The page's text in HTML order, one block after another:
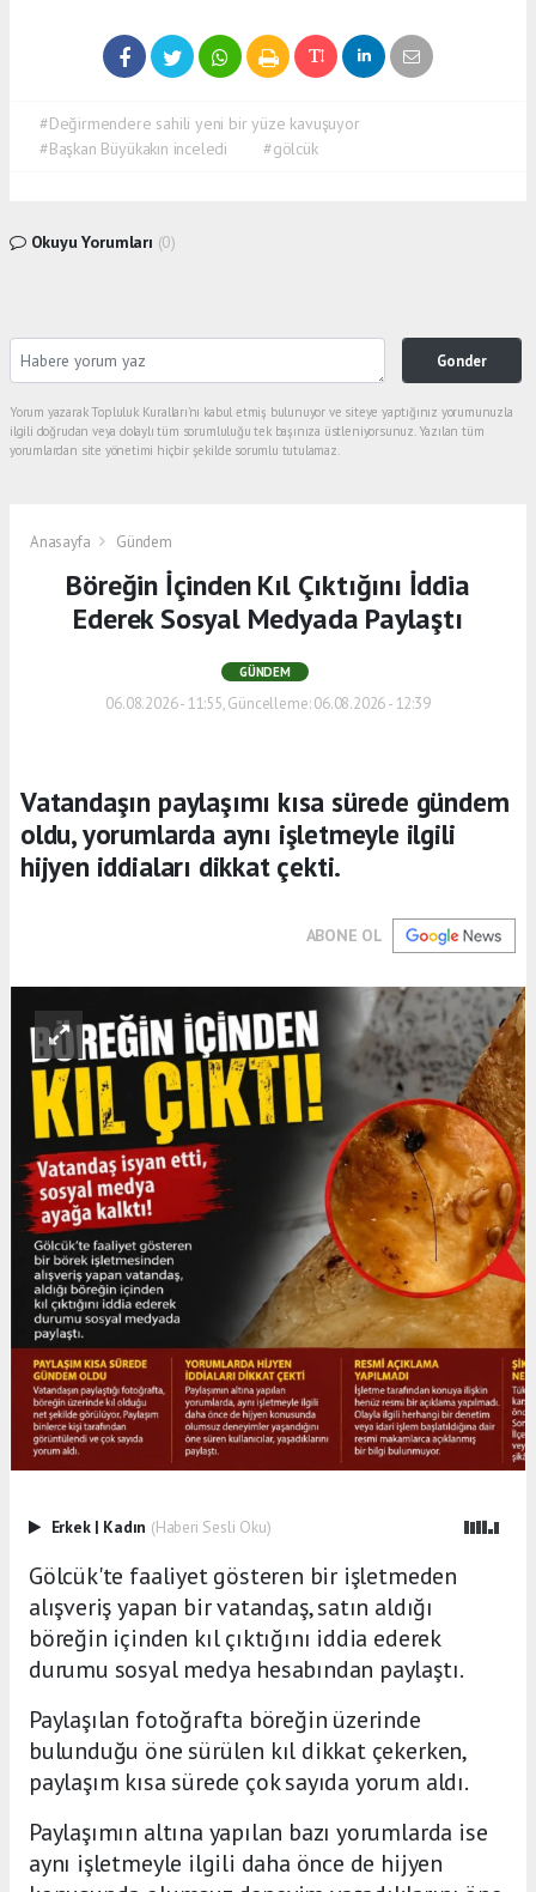
#Değirmendere sahili yeni bir yüze kavuşuyor
#Başkan Büyükakın inceledi
#gölcük
Okuyu Yorumları (0)
Gonder
Yorum yazarak Topluluk Kuralları’nı kabul etmiş bulunuyor ve siteye yaptığınız yorumunuzla
ilgili doğrudan veya dolaylı tüm sorumluluğu tek başınıza üstleniyorsunuz. Yazılan tüm
yorumlardan site yönetimi hiçbir şekilde sorumlu tutulamaz.
Anasayfa Gündem
Böreğin İçinden Kıl Çıktığını İddia
Ederek Sosyal Medyada Paylaştı
GÜNDEM
06.08.2026 - 11:55, Güncelleme: 06.08.2026 - 12:39
Vatandaşın paylaşımı kısa sürede gündem
oldu, yorumlarda aynı işletmeyle ilgili
hijyen iddiaları dikkat çekti.
ABONE OL
Erkek | Kadın (Haberi Sesli Oku)
Gölcük'te faaliyet gösteren bir işletmeden
alışveriş yapan bir vatandaş, satın aldığı
böreğin içinden kıl çıktığını iddia ederek
durumu sosyal medya hesabından paylaştı.
Paylaşılan fotoğrafta böreğin üzerinde
bulunduğu öne sürülen kıl dikkat çekerken,
paylaşım kısa sürede çok sayıda yorum aldı.
Paylaşımın altına yapılan bazı yorumlarda ise
aynı işletmeyle ilgili daha önce de hijyen